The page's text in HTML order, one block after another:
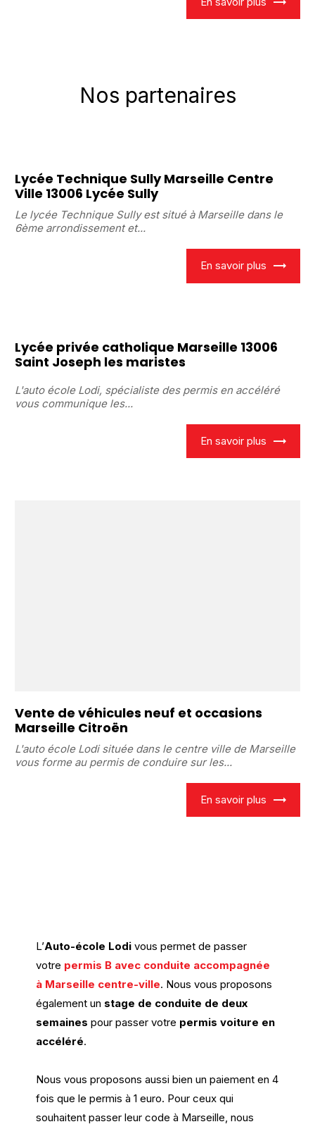
Nos partenaires
Lycée Technique Sully Marseille Centre
Ville 13006 Lycée Sully
Le lycée Technique Sully est situé à Marseille dans le
6ème arrondissement et...
En savoir plus
Lycée privée catholique Marseille 13006
Saint Joseph les maristes
L'auto école Lodi, spécialiste des permis en accéléré
vous communique les...
En savoir plus
Vente de véhicules neuf et occasions
Marseille Citroën
L'auto école Lodi située dans le centre ville de Marseille
vous forme au permis de conduire sur les...
En savoir plus
L’Auto-école Lodi vous permet de passer
votre permis B avec conduite accompagnée
à Marseille centre-ville. Nous vous proposons
également un stage de conduite de deux
semaines pour passer votre permis voiture en
accéléré.
Nous vous proposons aussi bien un paiement en 4
fois que le permis à 1 euro. Pour ceux qui
souhaitent passer leur code à Marseille, nous